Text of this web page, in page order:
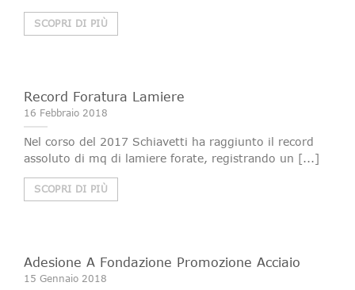
SCOPRI DI PIÙ
Record Foratura Lamiere
16 Febbraio 2018
Nel corso del 2017 Schiavetti ha raggiunto il record
assoluto di mq di lamiere forate, registrando un [...]
SCOPRI DI PIÙ
Adesione A Fondazione Promozione Acciaio
15 Gennaio 2018